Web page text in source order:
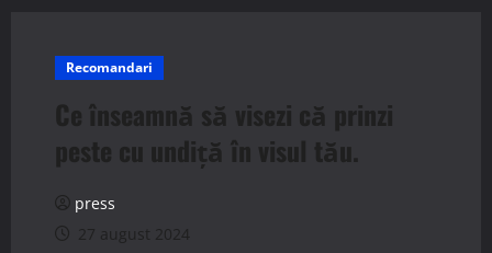
Recomandari
Ce înseamnă să visezi că prinzi
peste cu undiță în visul tău.
press
27 august 2024